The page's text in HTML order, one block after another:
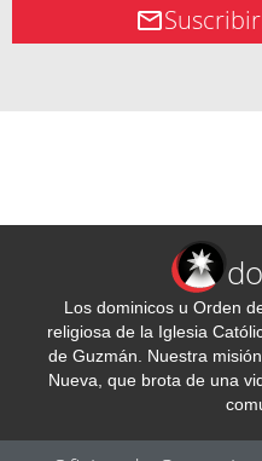
Los dominicos u Orden
religiosa de la Iglesia
de Guzmán. Nuestra
Nueva, que brota de una